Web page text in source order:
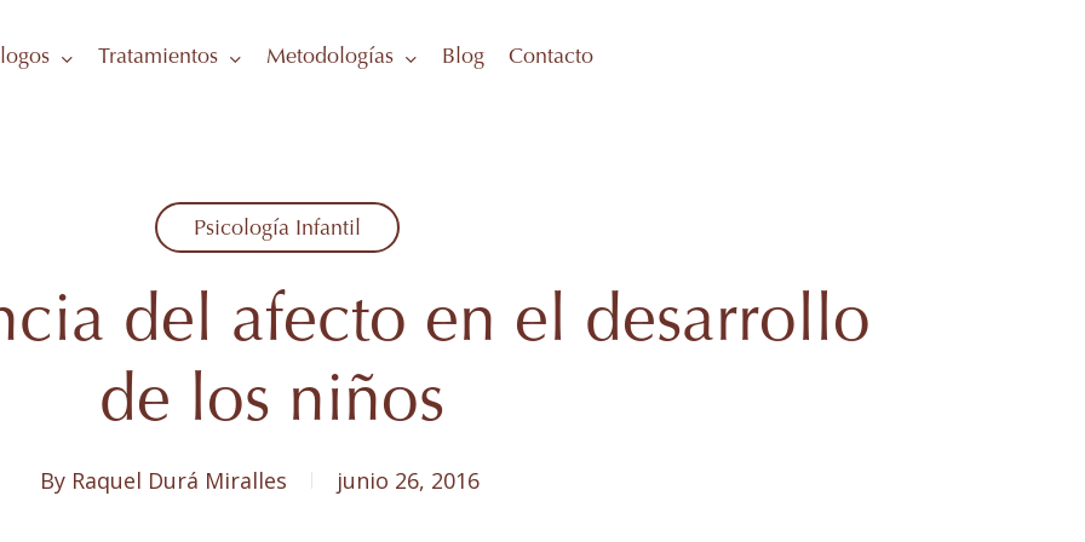
Tratamientos Metodologías Blog Contacto
Psicología Infantil
del afecto en el desarrollo
de los niños
By Raquel Durá Miralles junio 26, 2016